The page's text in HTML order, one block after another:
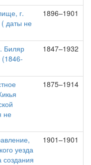
г.
( даты не
1896–1901
Биляр
1847–1932
не
1875–1914
уезда
создания
1901–1901